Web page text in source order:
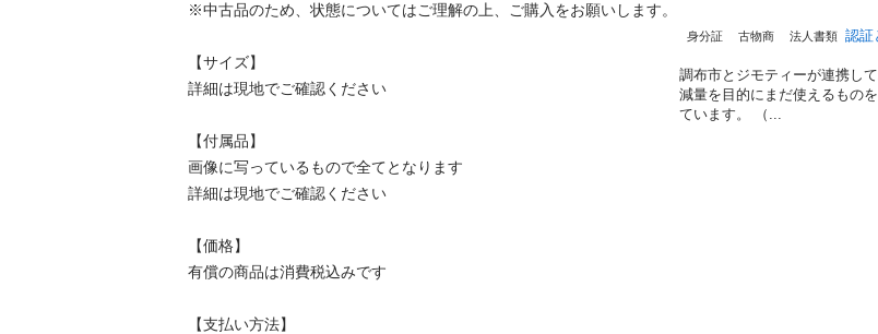
※中古品のため、状態についてはご理解の上、ご購入をお願いします。
【サイズ】
詳細は現地でご確認ください
【付属品】
画像に写っているもので全てとなります
詳細は現地でご確認ください
【価格】
有償の商品は消費税込みです
【⽀払い⽅法】
身分証 古物商 法人書類 認証
調布市とジモティーが連携し
減量を⽬的にまだ使えるもの
ています。 （...